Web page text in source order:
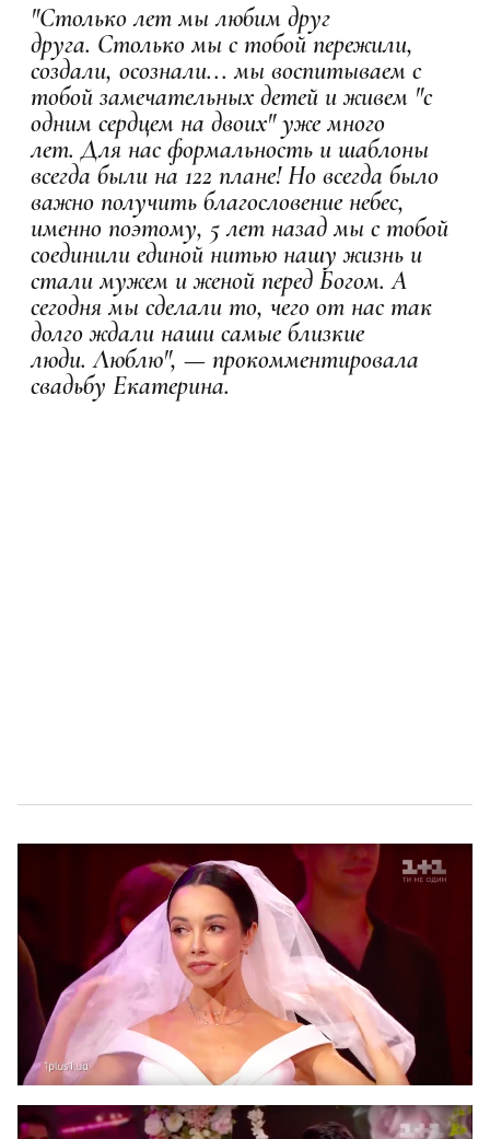
"Столько лет мы любим друг
друга. Столько мы с тобой пережили,
создали, осознали... мы воспитываем с
тобой замечательных детей и живем "с
одним сердцем на двоих" уже много
лет. Для нас формальность и шаблоны
всегда были на 122 плане! Но всегда было
важно получить благословение небес,
именно поэтому, 5 лет назад мы с тобой
соединили единой нитью нашу жизнь и
стали мужем и женой перед Богом. А
сегодня мы сделали то, чего от нас так
долго ждали наши самые близкие
люди. Люблю", — прокомментировала
свадьбу Екатерина.